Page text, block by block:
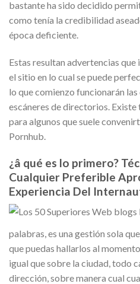
bastante ha sido decidido
como tenía la credibilidad
época deficiente.
Estas resultan advertencias
el sitio en lo cual se puede
lo que comienzo funcionarán
escáneres de directorios.
para algunos que suele
Pornhub.
¿â qué es lo primero?
Cualquier Preferible
Experiencia Del
palabras, es una gestión sola
que puedas hallarlos al
igual que sobre la ciudad, todo
dirección, sobre manera cual